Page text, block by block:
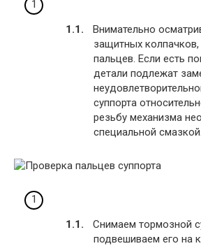
Внимательно
защитных колпачков,
пальцев. Если есть
детали подлежат
суппорта
резьбу механизма
специальной смазкой.
Снимаем тормозной
подвешиваем его на